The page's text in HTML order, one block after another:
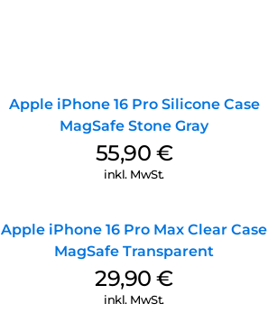
Apple iPhone 16 Pro Silicone Case
MagSafe Stone Gray
55,90 €
inkl. MwSt.
Apple iPhone 16 Pro Max Clear Case
MagSafe Transparent
29,90€
inkl. MwSt.